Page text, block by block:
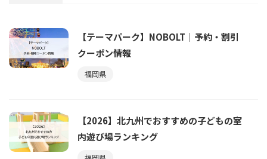
【テーマパーク】NOBOLT｜予約・割引
クーポン情報
福岡県
【2026】北九州でおすすめの子どもの室
内遊び場ランキング